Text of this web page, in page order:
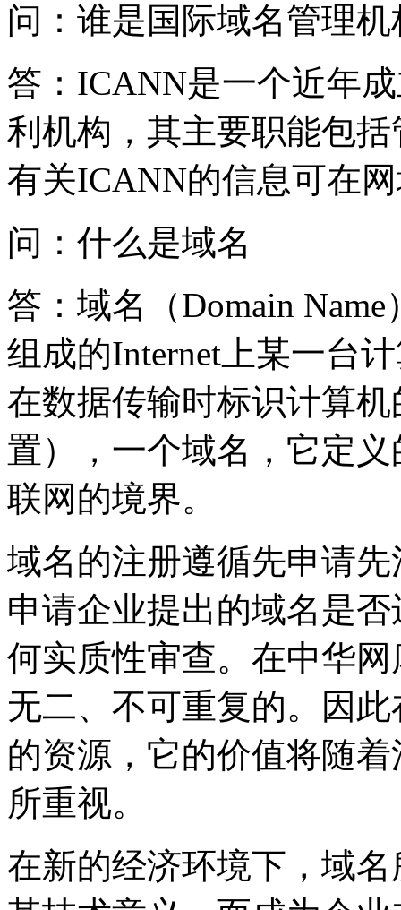
问：谁是国际域名管理机
答：ICANN是一个近年
利机构，其主要职能包
有关ICANN的信息可在
问：什么是域名
答：域名（Domain
组成的Internet上某一台
在数据传输时标识计算
置），一个域名，它定
联网的境界。
域名的注册遵循先申请
申请企业提出的域名是
何实质性审查。在中华
无二、不可重复的。因
的资源，它的价值将随
所重视。
在新的经济环境下，域